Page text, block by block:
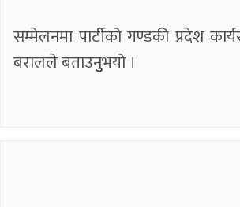
सम्मेलनमा पार्टीको गण्डकी प्रदेश
बरालले बताउनुुभयो ।